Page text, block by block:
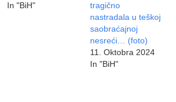
In "BiH"
tragično
nastradala u teškoj
saobraćajnoj
nesreći… (foto)
11. Oktobra 2024
In "BiH"